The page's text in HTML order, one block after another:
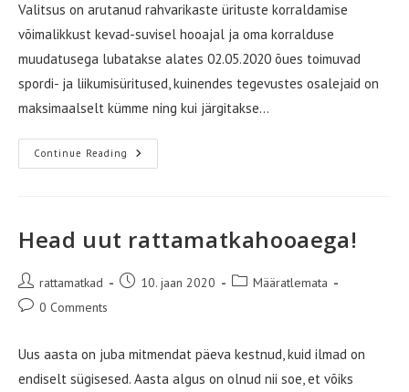
Valitsus on arutanud rahvarikaste ürituste korraldamise
võimalikkust kevad-suvisel hooajal ja oma korralduse
muudatusega lubatakse alates 02.05.2020 õues toimuvad
spordi- ja liikumisüritused, kuinendes tegevustes osalejaid on
maksimaalselt kümme ning kui järgitakse…
Continue Reading Eriolukord
Kestab
Head uut rattamatkahooaega!
Post
author:
rattamatkad
Post 10. jaan 2020
PostMääratlemata
Post0 Comments
Uus aasta on juba mitmendat päeva kestnud, kuid ilmad on
endiselt sügisesed. Aasta algus on olnud nii soe, et võiks